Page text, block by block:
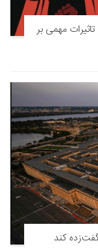
مهمی بر
کند